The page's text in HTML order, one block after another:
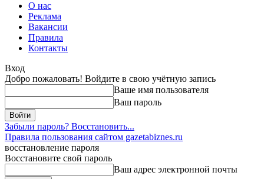
О нас
Реклама
Вакансии
Правила
Контакты
Вход
Добро пожаловать! Войдите в свою учётную запись
Ваше имя пользователя
Ваш пароль
Забыли пароль? Восстановить...
Правила пользования сайтом gazetabiznes.ru
восстановление пароля
Восстановите свой пароль
Ваш адрес электронной почты